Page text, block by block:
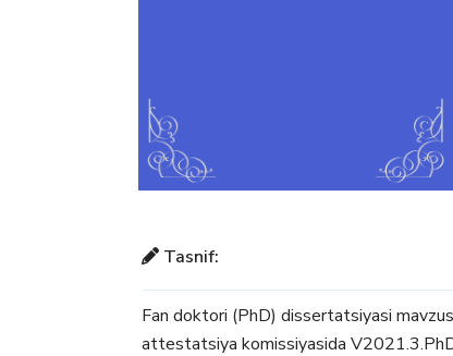
Tasnif:
Fan doktori (PhD) dissertatsiyasi
attestatsiya komissiyasida